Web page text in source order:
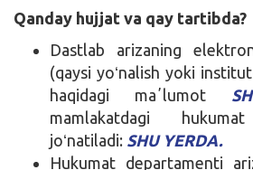
Qanday hujjat va qay tartibda?
Dastlab arizaning
(qaysi yoʻnalish yoki
haqidagi maʼlumot
mamlakatdagi
joʻnatiladi: SHU YERDA.
Hukumat departamenti